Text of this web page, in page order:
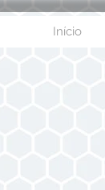
Início